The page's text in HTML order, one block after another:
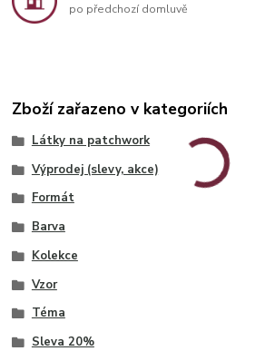
po předchozí domluvě
Zboží zařazeno v kategoriích
Látky na patchwork
Výprodej (slevy, akce)
Formát
Barva
Kolekce
Vzor
Téma
Sleva 20%